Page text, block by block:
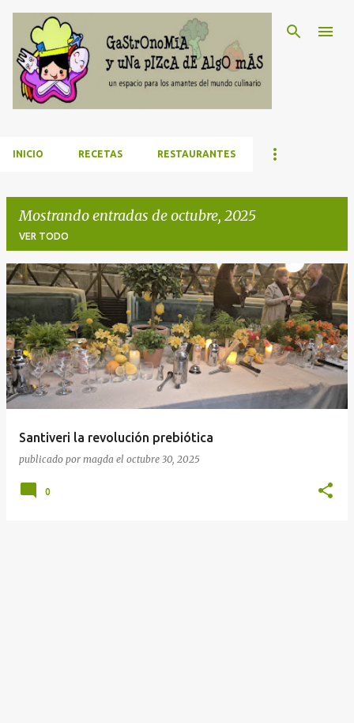
Ir al contenido principal
INICIO RECETAS RESTAURANTES
Mostrando entradas de octubre, 2025
VER TODO
E
t
r
a
d
Santiveri la revolución prebiótica
publicado por magda el octubre 30, 2025
0